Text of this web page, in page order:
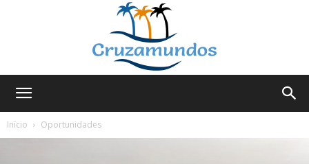
Início
Oportunidades